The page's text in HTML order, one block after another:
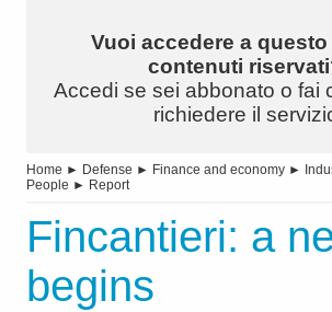
Vuoi accedere a questo
contenuti
Accedi se sei abbonato o fai
richiedere il
Home ► Defense ► Finance and economy ►
People ► Report
Fincantieri: a
begins